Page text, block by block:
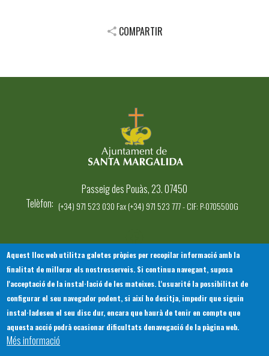
COMPARTIR
Footer
menu
1
-
INICI AJUNTAMENT
EL NOSTRE MUNICIPI
SERVEIS MUNICIPALS
TOTES LES NOTÍCIES
Passeig des Pouàs, 23. 07450
Telèfon
(+34) 971 523 030 Fax (+34) 971 523 777 - CIF: P-0705500G
Aquest lloc web utilitza galetes pròpies per recopilar informació amb la
finalitat de millorar els nostresserveis. Si continua navegant, suposa
l'acceptació de la instal·lació de les mateixes. L'usuarité la possibilitat de
configurar el seu navegador podent, si així ho desitja, impedir que siguin
instal·ladesen el seu disc dur, encara que haurà de tenir en compte que
aquesta acció podrà ocasionar dificultats denavegació de la pàgina web.
Més informació